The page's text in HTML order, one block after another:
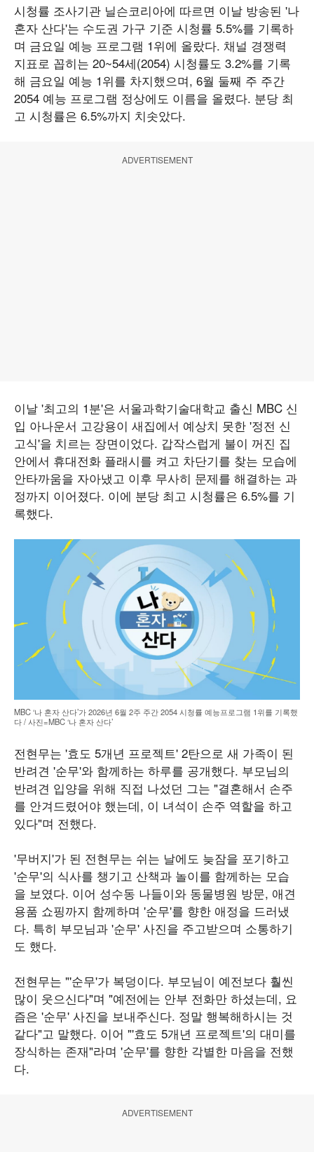
시청률 조사기관 닐슨코리아에 따르면 이날 방송된 '나
혼자 산다'는 수도권 가구 기준 시청률 5.5%를 기록하
며 금요일 예능 프로그램 1위에 올랐다. 채널 경쟁력
지표로 꼽히는 20~54세(2054) 시청률도 3.2%를 기록
해 금요일 예능 1위를 차지했으며, 6월 둘째 주 주간
2054 예능 프로그램 정상에도 이름을 올렸다. 분당 최
고 시청률은 6.5%까지 치솟았다.
ADVERTISEMENT
이날 '최고의 1분'은 서울과학기술대학교 출신 MBC 신
입 아나운서 고강용이 새집에서 예상치 못한 '정전 신
고식'을 치르는 장면이었다. 갑작스럽게 불이 꺼진 집
안에서 휴대전화 플래시를 켜고 차단기를 찾는 모습에
안타까움을 자아냈고 이후 무사히 문제를 해결하는 과
정까지 이어졌다. 이에 분당 최고 시청률은 6.5%를 기
록했다.
MBC ‘나 혼자 산다’가 2026년 6월 2주 주간 2054 시청률 예능프로그램 1위를 기록했
다 / 사진=MBC ‘나 혼자 산다’
전현무는 '효도 5개년 프로젝트' 2탄으로 새 가족이 된
반려견 '순무'와 함께하는 하루를 공개했다. 부모님의
반려견 입양을 위해 직접 나섰던 그는 "결혼해서 손주
를 안겨드렸어야 했는데, 이 녀석이 손주 역할을 하고
있다"며 전했다.
'무버지'가 된 전현무는 쉬는 날에도 늦잠을 포기하고
'순무'의 식사를 챙기고 산책과 놀이를 함께하는 모습
을 보였다. 이어 성수동 나들이와 동물병원 방문, 애견
용품 쇼핑까지 함께하며 '순무'를 향한 애정을 드러냈
다. 특히 부모님과 '순무' 사진을 주고받으며 소통하기
도 했다.
전현무는 "'순무'가 복덩이다. 부모님이 예전보다 훨씬
많이 웃으신다"며 "예전에는 안부 전화만 하셨는데, 요
즘은 '순무' 사진을 보내주신다. 정말 행복해하시는 것
같다"고 말했다. 이어 "'효도 5개년 프로젝트'의 대미를
장식하는 존재"라며 '순무'를 향한 각별한 마음을 전했
다.
ADVERTISEMENT